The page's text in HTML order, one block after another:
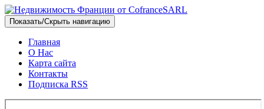
Показать/Скрыть навигацию
Главная
О Нас
Карта сайта
Контакты
Подписка RSS